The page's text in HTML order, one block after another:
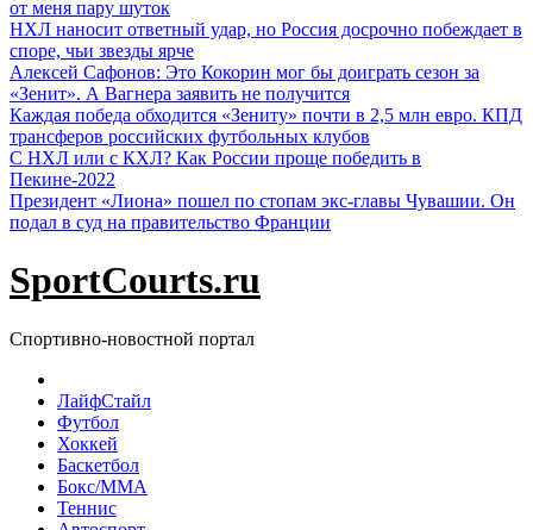
от меня пару шуток
НХЛ наносит ответный удар, но Россия досрочно побеждает в
споре, чьи звезды ярче
Алексей Сафонов: Это Кокорин мог бы доиграть сезон за
«Зенит». А Вагнера заявить не получится
Каждая победа обходится «Зениту» почти в 2,5 млн евро. КПД
трансферов российских футбольных клубов
С НХЛ или с КХЛ? Как России проще победить в
Пекине-2022
Президент «Лиона» пошел по стопам экс-главы Чувашии. Он
подал в суд на правительство Франции
SportCourts.ru
Спортивно-новостной портал
ЛайфСтайл
Футбол
Хоккей
Баскетбол
Бокс/MMA
Теннис